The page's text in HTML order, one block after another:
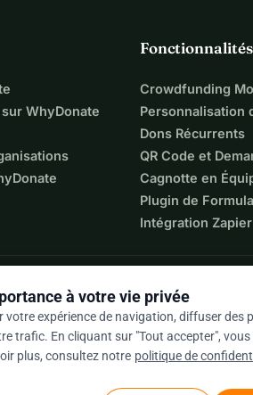
WhyDonate
Crowdfunding
Personnalisation
Dons Récurrents
QR Code et
Cagnotte en
Plugin de
Intégration Zapier
à votre vie privée
expérience de navigation, diffuser des
trafic. En cliquant sur "Tout accepter", vous
plus, consultez notre politique de